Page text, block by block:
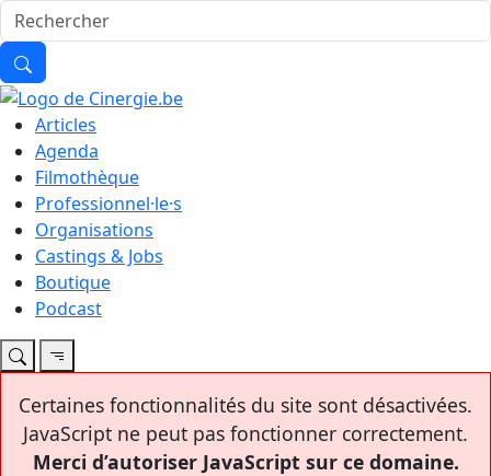
Articles
Agenda
Filmothèque
Professionnel·le·s
Organisations
Castings & Jobs
Boutique
Podcast
Certaines fonctionnalités du site sont désactivées.
JavaScript ne peut pas fonctionner correctement.
Merci d’autoriser JavaScript sur ce domaine.